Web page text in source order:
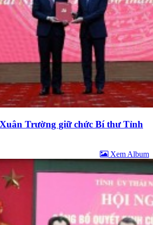
Trường giữ chức Bí thư Tỉnh
Xem Album